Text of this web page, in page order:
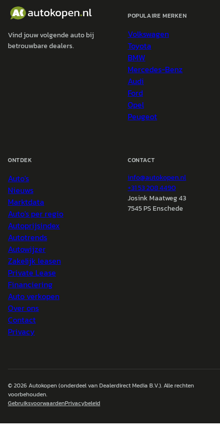
Vind jouw volgende auto bij
betrouwbare dealers.
POPULAIRE MERKEN
Volkswagen
Toyota
BMW
Mercedes-Benz
Audi
Ford
Opel
Peugeot
ONTDEK
Auto's
Nieuws
Marktdata
Auto's per regio
Autoprijsindex
Autotrends
Autowijzer
Zakelijk leasen
Private Lease
Financiering
Auto verkopen
Over ons
Contact
Privacy
CONTACT
info@autokopen.nl
+31 53 208 4490
Josink Maatweg 43
7545 PS Enschede
© 2026Autokopen(onderdeel van Dealerdirect Media B.V.). Alle rechten
voorbehouden.
GebruiksvoorwaardenPrivacybeleid